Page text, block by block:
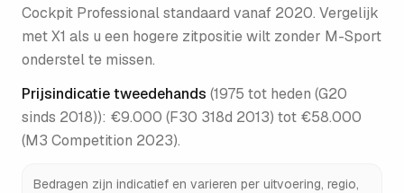
Cockpit Professional standaard vanaf 2020. Vergelijk
met X1 als u een hogere zitpositie wilt zonder M-Sport
onderstel te missen.
Prijsindicatie tweedehands (1975 tot heden (G20
sinds 2018)): €9.000 (F30 318d 2013) tot €58.000
(M3 Competition 2023).
Bedragen zijn indicatief en varieren per uitvoering, regio,